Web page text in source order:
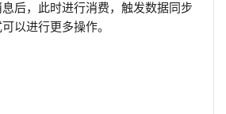
后，此时进行消费，触发数据同步
以进行更多操作。